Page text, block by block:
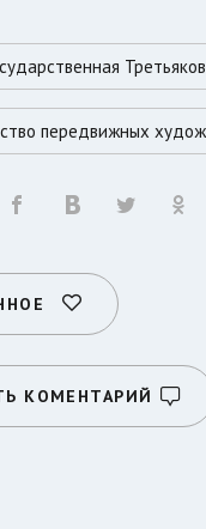
передвижных
КОМЕНТАРИЙ